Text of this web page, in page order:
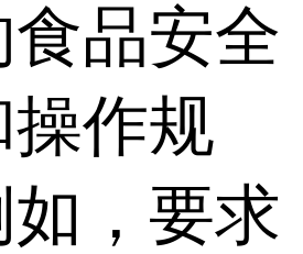
食品安全
作规
，要求